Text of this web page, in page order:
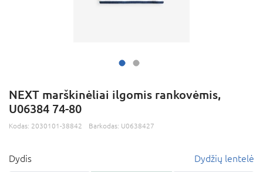
NEXT marškinėliai ilgomis rankovėmis,
U06384 74-80
Kodas: 2030101-38842 Barkodas: U0638427
Dydis Dydžių lentelė